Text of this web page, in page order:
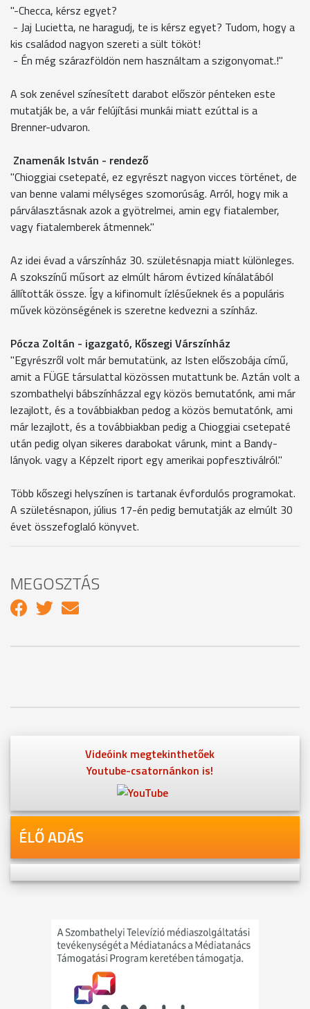
"-Checca, kérsz egyet?
- Jaj Lucietta, ne haragudj, te is kérsz egyet? Tudom, hogy a
kis családod nagyon szereti a sült tököt!
- Én még szárazföldön nem használtam a szigonyomat.!"
A sok zenével színesített darabot először pénteken este
mutatják be, a vár felújítási munkái miatt ezúttal is a
Brenner-udvaron.
Znamenák István - rendező
"Chioggiai csetepaté, ez egyrészt nagyon vicces történet, de
van benne valami mélységes szomorúság. Arról, hogy mik a
párválasztásnak azok a gyötrelmei, amin egy fiatalember,
vagy fiatalemberek átmennek."
Az idei évad a várszínház 30. születésnapja miatt különleges.
A szokszínű műsort az elmúlt három évtized kínálatából
állították össze. Így a kifinomult ízlésűeknek és a populáris
művek közönségének is szeretne kedvezni a színház.
Pócza Zoltán - igazgató, Kőszegi Várszínház
"Egyrészről volt már bemutatünk, az Isten előszobája című,
amit a FÜGE társulattal közössen mutattunk be. Aztán volt a
szombathelyi bábszínházzal egy közös bemutatónk, ami már
lezajlott, és a továbbiakban pedog a közös bemutatónk, ami
már lezajlott, és a továbbiakban pedig a Chioggiai csetepaté
után pedig olyan sikeres darabokat várunk, mint a Bandy-
lányok. vagy a Képzelt riport egy amerikai popfesztiválról."
Több kőszegi helyszínen is tartanak évfordulós programokat.
A születésnapon, július 17-én pedig bemutatják az elmúlt 30
évet összefoglaló könyvet.
MEGOSZTÁS
Videóink megtekinthetőek
Youtube-csatornánkon is!
ÉLŐ ADÁS